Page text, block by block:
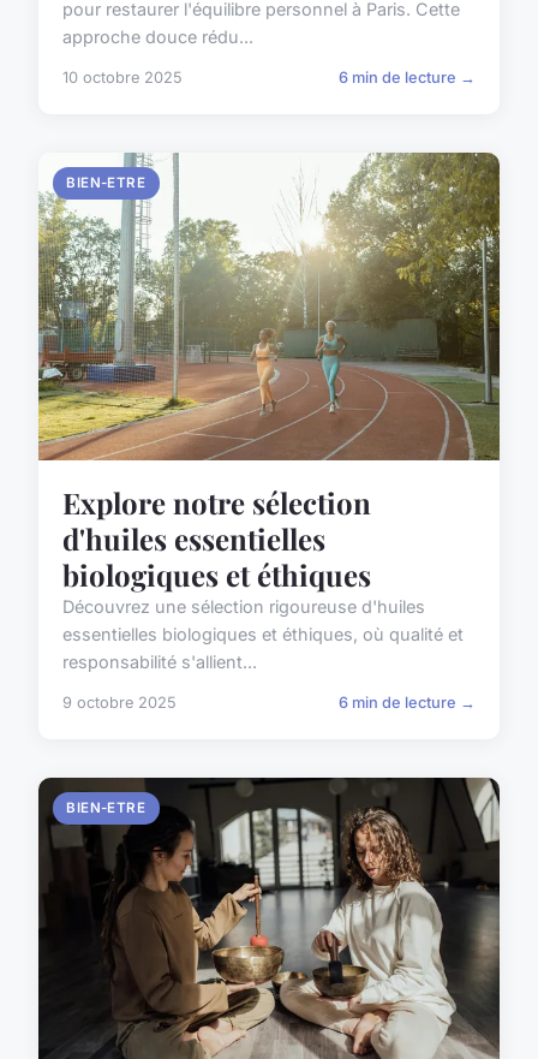
pour restaurer l'équilibre personnel à Paris. Cette
approche douce rédu...
10 octobre 2025 6 min de lecture →
BIEN-ETRE
Explore notre sélection
d'huiles essentielles
biologiques et éthiques
Découvrez une sélection rigoureuse d'huiles
essentielles biologiques et éthiques, où qualité et
responsabilité s'allient...
9 octobre 2025 6 min de lecture →
BIEN-ETRE